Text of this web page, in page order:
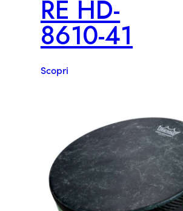
RE HD-
8610-41
Scopri